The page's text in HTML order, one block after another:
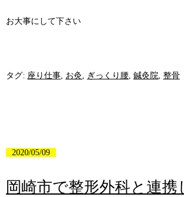
お大事にして下さい
タグ: 座り仕事 お灸 ぎっくり腰 鍼灸院 整骨
2020/05/09
岡崎市で整形外科と連携